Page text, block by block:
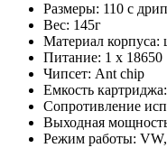
Размеры: 110 с
Вес: 145г
Материал корпуса:
Питание: 1 х 18650
Чипсет: Ant chip
Емкость
Сопротивление
Выходная
Режим работы: